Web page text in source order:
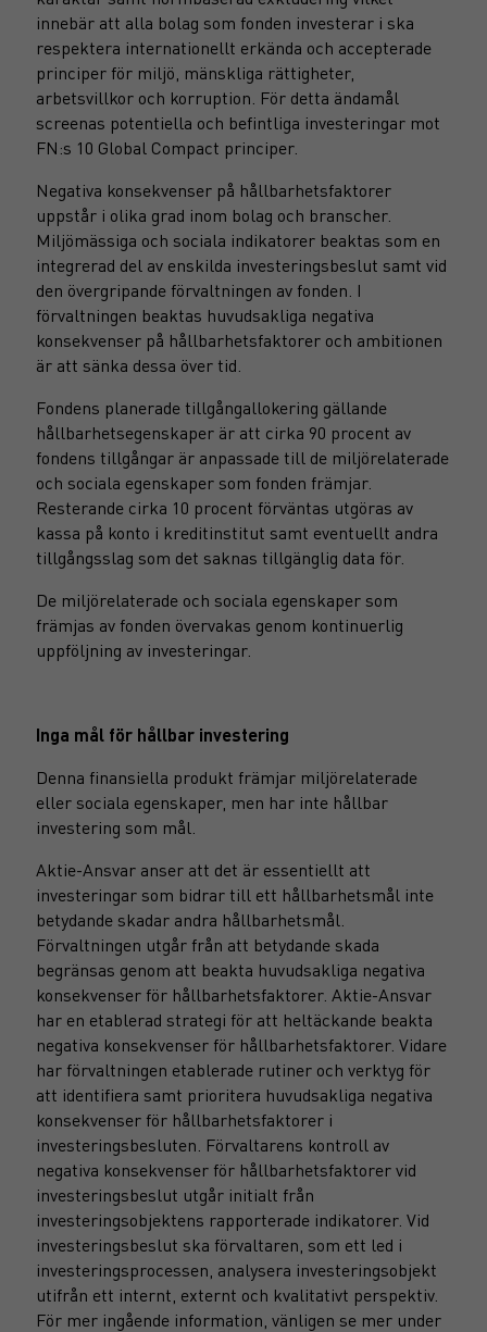
innebär att alla bolag som fonden investerar i ska
respektera internationellt erkända och accepterade
principer för miljö, mänskliga rättigheter,
arbetsvillkor och korruption. För detta ändamål
screenas potentiella och befintliga investeringar mot
FN:s 10 Global Compact principer.
Negativa konsekvenser på hållbarhetsfaktorer
uppstår i olika grad inom bolag och branscher.
Miljömässiga och sociala indikatorer beaktas som en
integrerad del av enskilda investeringsbeslut samt vid
den övergripande förvaltningen av fonden. I
förvaltningen beaktas huvudsakliga negativa
konsekvenser på hållbarhetsfaktorer och ambitionen
är att sänka dessa över tid.
Fondens planerade tillgångallokering gällande
hållbarhetsegenskaper är att cirka 90 procent av
fondens tillgångar är anpassade till de miljörelaterade
och sociala egenskaper som fonden främjar.
Resterande cirka 10 procent förväntas utgöras av
kassa på konto i kreditinstitut samt eventuellt andra
tillgångsslag som det saknas tillgänglig data för.
De miljörelaterade och sociala egenskaper som
främjas av fonden övervakas genom kontinuerlig
uppföljning av investeringar.
Inga mål för hållbar investering
Denna finansiella produkt främjar miljörelaterade
eller sociala egenskaper, men har inte hållbar
investering som mål.
Aktie-Ansvar anser att det är essentiellt att
investeringar som bidrar till ett hållbarhetsmål inte
betydande skadar andra hållbarhetsmål.
Förvaltningen utgår från att betydande skada
begränsas genom att beakta huvudsakliga negativa
konsekvenser för hållbarhetsfaktorer. Aktie-Ansvar
har en etablerad strategi för att heltäckande beakta
negativa konsekvenser för hållbarhetsfaktorer. Vidare
har förvaltningen etablerade rutiner och verktyg för
att identifiera samt prioritera huvudsakliga negativa
konsekvenser för hållbarhetsfaktorer i
investeringsbesluten. Förvaltarens kontroll av
negativa konsekvenser för hållbarhetsfaktorer vid
investeringsbeslut utgår initialt från
investeringsobjektens rapporterade indikatorer. Vid
investeringsbeslut ska förvaltaren, som ett led i
investeringsprocessen, analysera investeringsobjekt
utifrån ett internt, externt och kvalitativt perspektiv.
För mer ingående information, vänligen se mer under